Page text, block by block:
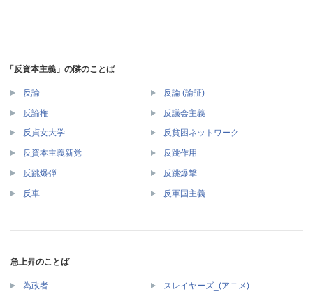
「反資本主義」の隣のことば
反論 反論 (論証)
反論権 反議会主義
反貞女大学 反貧困ネットワーク
反資本主義新党 反跳作用
反跳爆弾 反跳爆撃
反車 反軍国主義
急上昇のことば
為政者 スレイヤーズ_(アニメ)